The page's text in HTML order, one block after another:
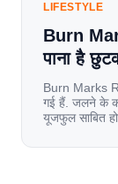
LIFESTYLE
Burn
पाना है
Burn Marks
गई हैं. जलने के
यूजफुल साबित
[…]